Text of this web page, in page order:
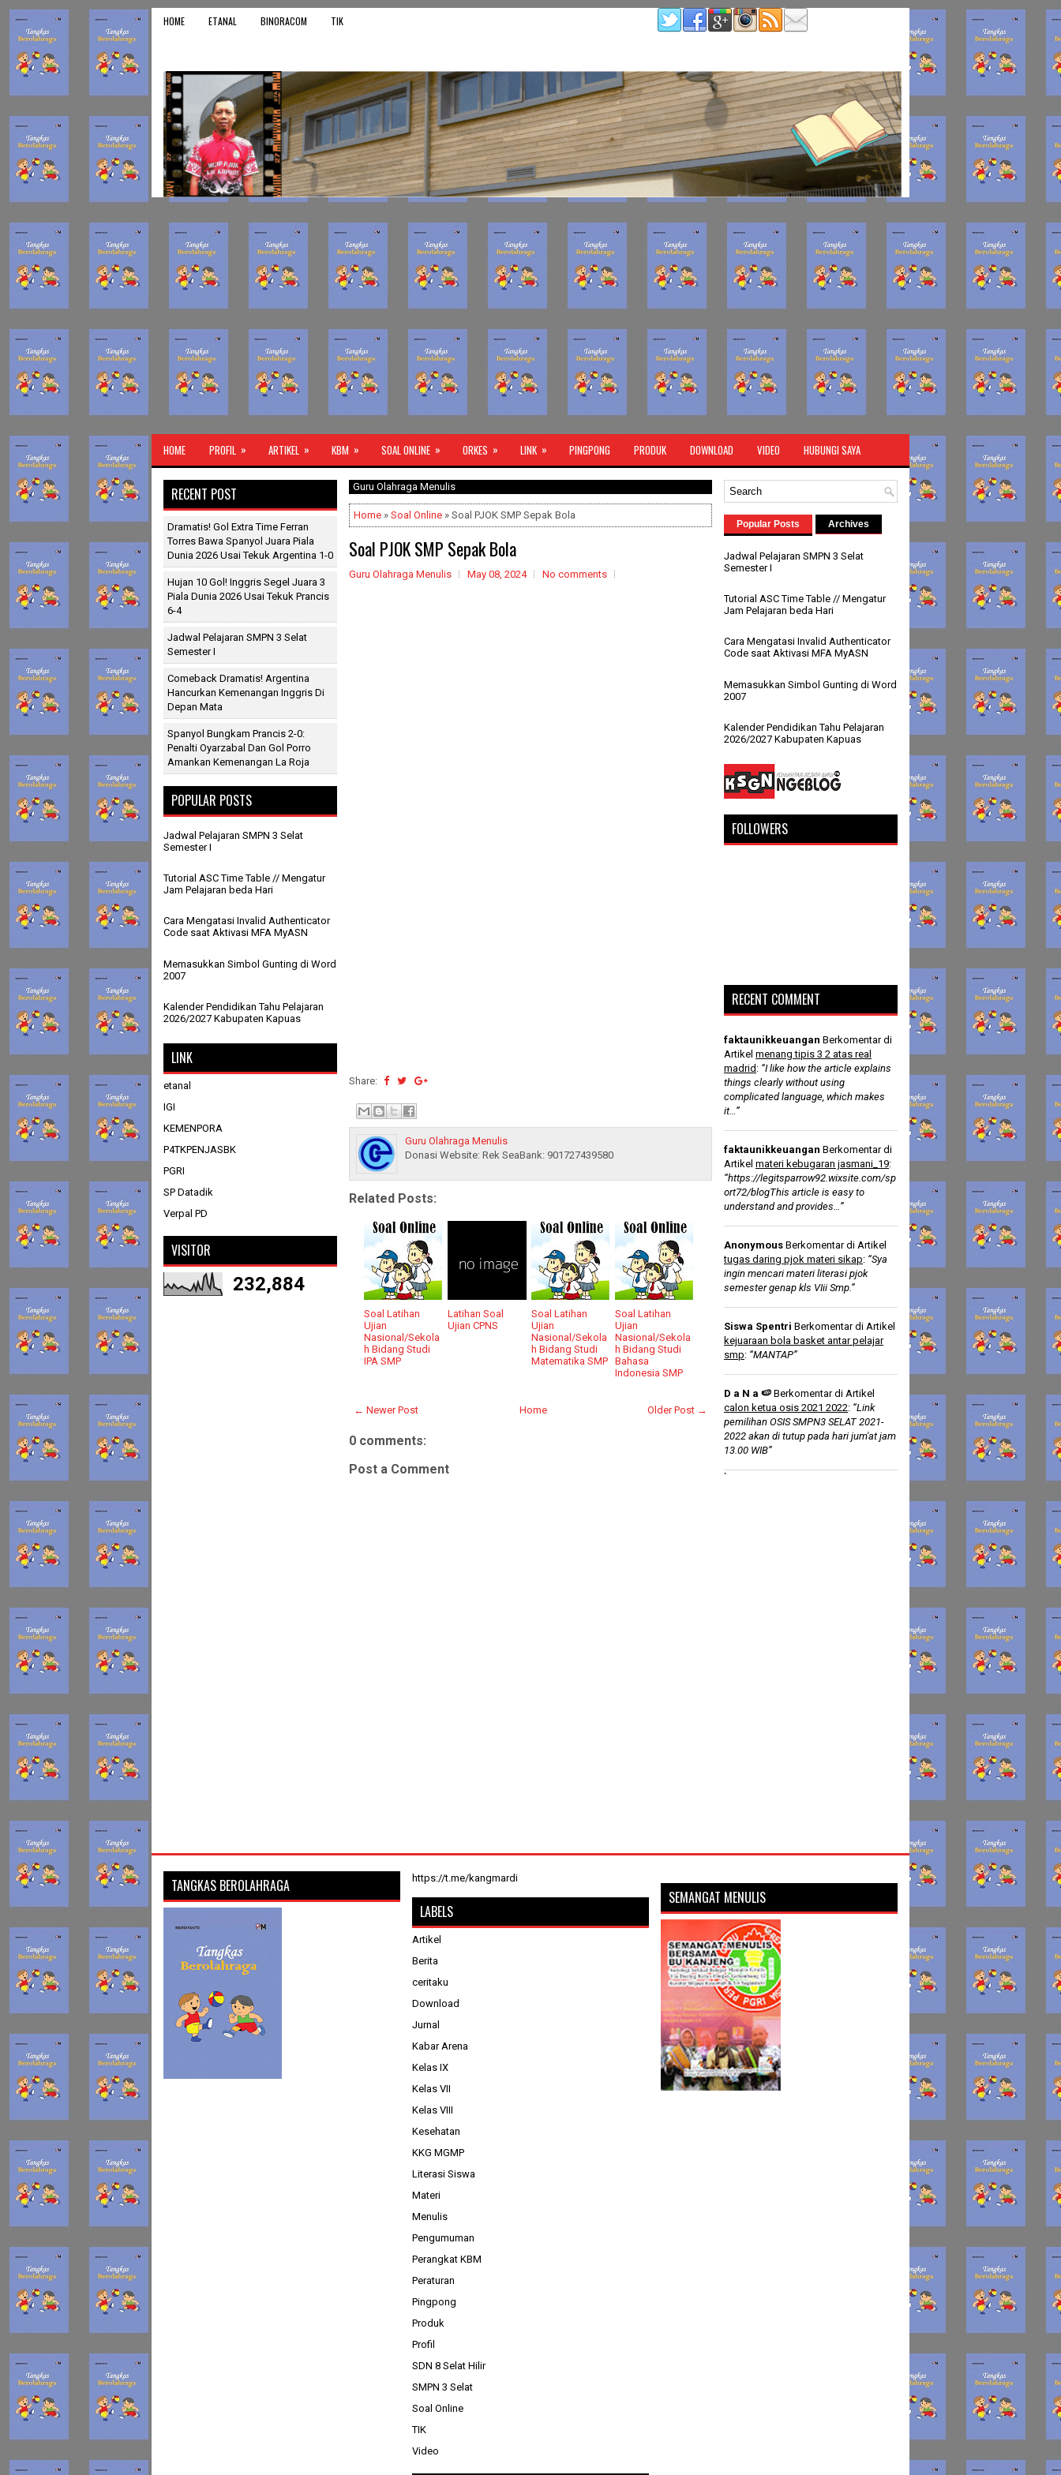
HOME ETANAL BINORACOM TIK
HOME PROFIL » ARTIKEL » KBM » SOAL ONLINE » ORKES » LINK » PINGPONG PRODUK DOWNLOAD VIDEO HUBUNGI SAYA
Guru Olahraga Menulis
Home » Soal Online » Soal PJOK SMP Sepak Bola
Soal PJOK SMP Sepak Bola
Guru Olahraga Menulis May 08, 2024 No comments
Share:
Guru Olahraga Menulis
Donasi Website: Rek SeaBank: 901727439580
Related Posts:
Soal Latihan
Ujian
Nasional/Sekola
h Bidang Studi
IPA SMP
Latihan Soal
Ujian CPNS
Soal Latihan
Ujian
Nasional/Sekola
h Bidang Studi
Matematika SMP
Soal Latihan
Ujian
Nasional/Sekola
h Bidang Studi
Bahasa
Indonesia SMP
← Newer Post Older Post →
Home
0 comments:
Post a Comment
RECENT POST
Dramatis! Gol Extra Time Ferran
Torres Bawa Spanyol Juara Piala
Dunia 2026 Usai Tekuk Argentina 1-0
Hujan 10 Gol! Inggris Segel Juara 3
Piala Dunia 2026 Usai Tekuk Prancis
6-4
Jadwal Pelajaran SMPN 3 Selat
Semester I
Comeback Dramatis! Argentina
Hancurkan Kemenangan Inggris Di
Depan Mata
Spanyol Bungkam Prancis 2-0:
Penalti Oyarzabal Dan Gol Porro
Amankan Kemenangan La Roja
POPULAR POSTS
Jadwal Pelajaran SMPN 3 Selat
Semester I
Tutorial ASC Time Table // Mengatur
Jam Pelajaran beda Hari
Cara Mengatasi Invalid Authenticator
Code saat Aktivasi MFA MyASN
Memasukkan Simbol Gunting di Word
2007
Kalender Pendidikan Tahu Pelajaran
2026/2027 Kabupaten Kapuas
LINK
etanal
IGI
KEMENPORA
P4TKPENJASBK
PGRI
SP Datadik
Verpal PD
VISITOR
232,884
Popular Posts Archives
Jadwal Pelajaran SMPN 3 Selat
Semester I
Tutorial ASC Time Table // Mengatur
Jam Pelajaran beda Hari
Cara Mengatasi Invalid Authenticator
Code saat Aktivasi MFA MyASN
Memasukkan Simbol Gunting di Word
2007
Kalender Pendidikan Tahu Pelajaran
2026/2027 Kabupaten Kapuas
FOLLOWERS
RECENT COMMENT
faktaunikkeuangan Berkomentar di
Artikel menang tipis 3 2 atas real
madrid : “I like how the article explains
things clearly without using
complicated language, which makes
it…”
faktaunikkeuangan Berkomentar di
Artikel materi kebugaran jasmani_19:
“https://legitsparrow92.wixsite.com/sp
ort72/blogThis article is easy to
understand and provides…”
Anonymous Berkomentar di Artikel
tugas daring pjok materi sikap: “Sya
ingin mencari materi literasi pjok
semester genap kls VIii Smp.”
Siswa Spentri Berkomentar di Artikel
kejuaraan bola basket antar pelajar
smp: “MANTAP”
D a N a 🍉 Berkomentar di Artikel
calon ketua osis 2021 2022: “Link
pemilihan OSIS SMPN3 SELAT 2021-
2022 akan di tutup pada hari jum'at jam
13.00 WIB”
`
TANGKAS BEROLAHRAGA https://t.me/kangmardi
LABELS
Artikel
Berita
ceritaku
Download
Jurnal
Kabar Arena
Kelas IX
Kelas VII
Kelas VIII
Kesehatan
KKG MGMP
Literasi Siswa
Materi
Menulis
Pengumuman
Perangkat KBM
Peraturan
Pingpong
Produk
Profil
SDN 8 Selat Hilir
SMPN 3 Selat
Soal Online
TIK
Video
SEMANGAT MENULIS